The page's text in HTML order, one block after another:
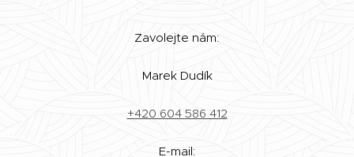
Zavolejte nám:
Marek Dudík
+420 604 586 412
E-mail: